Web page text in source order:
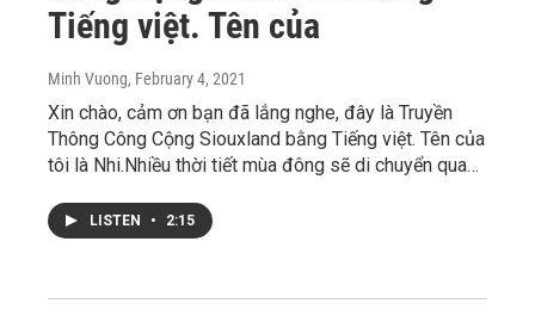
Tiếng việt. Tên của
Minh Vuong, February 4, 2021
Xin chào, cảm ơn bạn đã lắng nghe, đây là Truyền
Thông Công Cộng Siouxland bằng Tiếng việt. Tên của
tôi là Nhi.Nhiều thời tiết mùa đông sẽ di chuyển qua…
LISTEN • 2:15